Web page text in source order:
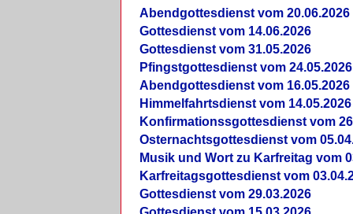
Abendgottesdienst vom 20.06.2026
Gottesdienst vom 14.06.2026
Gottesdienst vom 31.05.2026
Pfingstgottesdienst vom 24.05.2026
Abendgottesdienst vom 16.05.2026
Himmelfahrtsdienst vom 14.05.2026
Konfirmationssgottesdienst vom
Osternachtsgottesdienst vom
Musik und Wort zu Karfreitag vom
Karfreitagsgottesdienst vom
Gottesdienst vom 29.03.2026